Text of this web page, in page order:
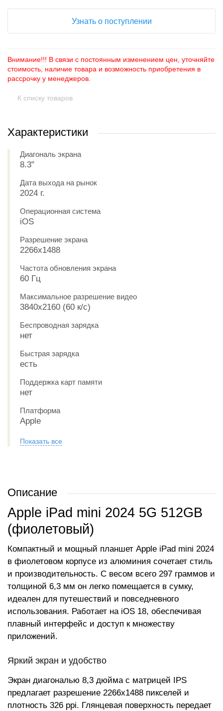
Узнать о поступлении
Внимание!!! В связи с постоянным изменением цен, уточняйте
стоимость, наличие товара и возможность приобретения в
рассрочку у менеджеров.
К списку товаров
Характеристики
Диагональ экрана
8.3"
Дата выхода на рынок
2024 г.
Операционная система
iOS
Разрешение экрана
2266x1488
Частота обновления экрана
60 Гц
Максимальное разрешение видео
3840x2160 (60 к/с)
Беспроводная зарядка
нет
Быстрая зарядка
есть
Поддержка карт памяти
нет
Платформа
Apple
Показать все
Описание
Apple iPad mini 2024 5G 512GB
(фиолетовый)
Компактный и мощный планшет Apple iPad mini 2024
в фиолетовом корпусе из алюминия сочетает стиль
и производительность. С весом всего 297 граммов и
толщиной 6,3 мм он легко помещается в сумку,
идеален для путешествий и повседневного
использования. Работает на iOS 18, обеспечивая
плавный интерфейс и доступ к множеству
приложений.
Яркий экран и удобство
Экран диагональю 8,3 дюйма с матрицей IPS
предлагает разрешение 2266x1488 пикселей и
плотность 326 ppi. Глянцевая поверхность передает